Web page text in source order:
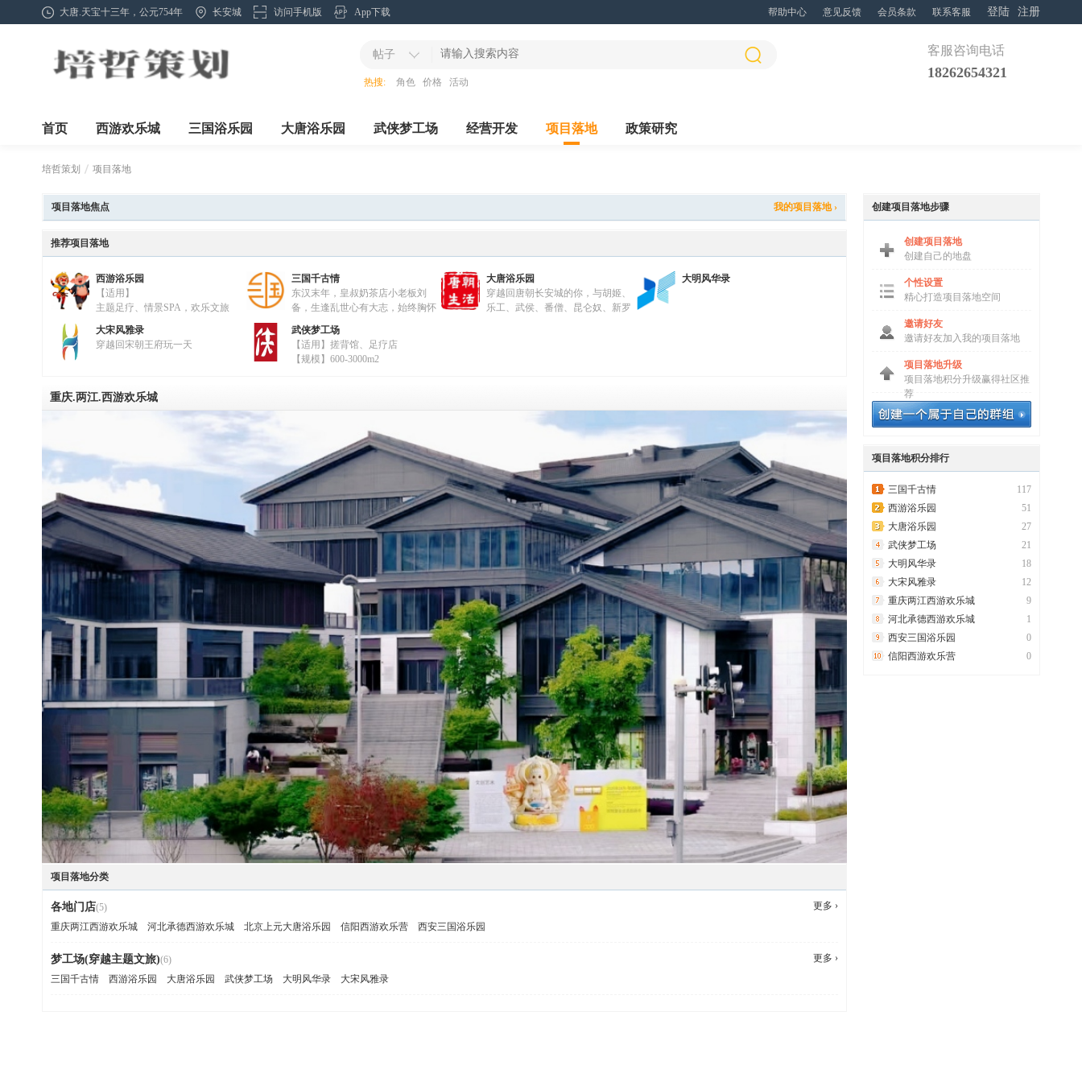
大唐.天宝十三年，公元754年 长安城 访问手机版 App下载 帮助中心 意见反馈 会员条款 联系客服 登陆 注册
帖子
热搜: 角色 价格 活动
客服咨询电话
18262654321
首页 西游欢乐城 三国浴乐园 大唐浴乐园 武侠梦工场 经营开发 项目落地 政策研究
培哲策划
»
项目落地
我的项目落地 ›
项目落地焦点
推荐项目落地
西游浴乐园
【适用】
主题足疗、情景SPA，欢乐文旅
三国千古情
东汉末年，皇叔奶茶店小老板刘
备，生逢乱世心有大志，始终胸怀
产业救国夙愿，不畏艰难志笃弥
坚，统领着孔明茶坊、张飞酒馆、赵云管
家，关羽镖局，小乔汉服，联合新晋网红诸
葛孔明；与霸道房东曹操，家族地产商孙
辟新天地，齐心协力把小生意干成大传奇，
最终在资本市场上市敲钟的奋斗故事。
三国浴乐园，是以创造快乐、助力梦想、传
播文化为使命的综合服务平台；三国浴乐园
以三国历史为魂，创业文化为媒，快乐体验
为本，拥有汤泉、秀演、美食、趣店、康
健、乐园等服务的全产业链文旅服务空间。
三国浴乐园聚焦于探索传统文化与现代服务
的深度融合和服务创新，把脉新休闲娱乐市
场的时尚消费需求和新鲜文旅体验，结合互
联网思维和现代科技手段，为客人打造24~48
小时欢乐服务圈。
大唐浴乐园
穿越回唐朝长安城的你，与胡姬、
乐工、武侯、番僧、昆仑奴、新罗
大明风华录
大宋风雅录
穿越回宋朝王府玩一天
武侠梦工场
【适用】搓背馆、足疗店
【规模】600-3000m2
重庆.两江.西游欢乐城
项目落地分类
更多 ›
各地门店(5)
重庆两江西游欢乐城
河北承德西游欢乐城 北京上元大唐浴乐园 信阳西游欢乐营 西安三国浴乐园
更多 ›
梦工场(穿越主题文旅)(6)
三国千古情
西游浴乐园 大唐浴乐园 武侠梦工场 大明风华录 大宋风雅录
创建项目落地步骤
创建项目落地
创建自己的地盘
个性设置
精心打造项目落地空间
邀请好友
邀请好友加入我的项目落地
项目落地升级
项目落地积分升级赢得社区推
荐
项目落地积分排行
117
三国千古情
51
西游浴乐园
27
大唐浴乐园
21
武侠梦工场
18
大明风华录
12
大宋风雅录
9
重庆两江西游欢乐城
1
河北承德西游欢乐城
0
西安三国浴乐园
0
信阳西游欢乐营